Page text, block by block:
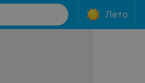
Лето